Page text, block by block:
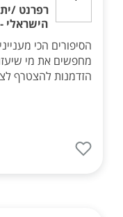
רפרנט /
הישראלי
הסיפורים הכי
מחפשים את מי
הזדמנות להצטרף